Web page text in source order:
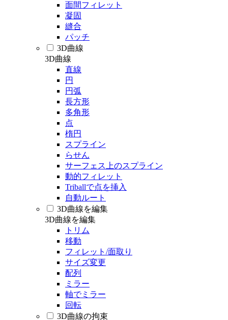
面間フィレット
凝固
縫合
パッチ
3D曲線
3D曲線
直線
円
円弧
長方形
多角形
点
楕円
スプライン
らせん
サーフェス上のスプライン
動的フィレット
Triballで点を挿入
自動ルート
3D曲線を編集
3D曲線を編集
トリム
移動
フィレット/面取り
サイズ変更
配列
ミラー
軸でミラー
回転
3D曲線の拘束